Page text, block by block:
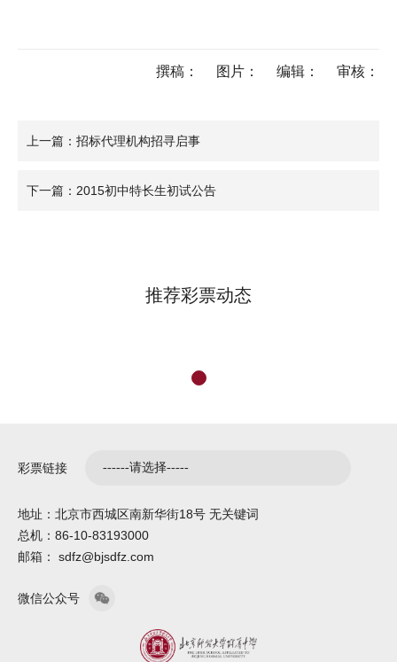
撰稿： 图片： 编辑： 审核：
上一篇：招标代理机构招寻启事
下一篇：2015初中特长生初试公告
推荐彩票动态
彩票链接
地址：北京市西城区南新华街18号 无关键词
总机：86-10-83193000
邮箱： sdfz@bjsdfz.com
微信公众号